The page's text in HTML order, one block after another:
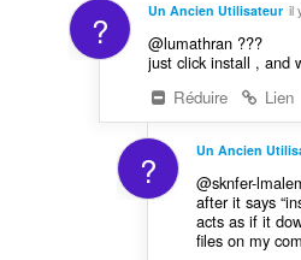
? Un Ancien Utilisateur il
@lumathran ???
just click install , and
Réduire
Lien
? Un Ancien
@sknfer-
after it says
acts as if it
files on my